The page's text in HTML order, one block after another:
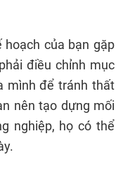
của bạn gặp
điều chỉnh mục
mình để tránh thất
nên tạo dựng mối
nghiệp, họ có thể